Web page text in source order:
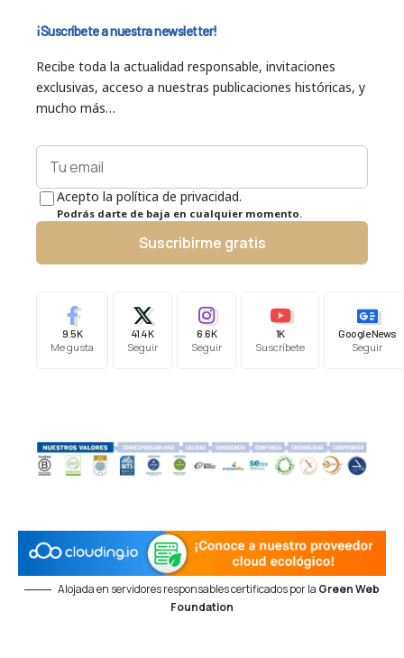
¡Suscríbete a nuestra newsletter!
Recibe toda la actualidad responsable, invitaciones
exclusivas, acceso a nuestras publicaciones históricas, y
mucho más…
Acepto la política de privacidad.
Podrás darte de baja en cualquier momento.
Suscribirme gratis
9.5K
Me gusta
41.4K
Seguir
6.6K
Seguir
1K
Suscríbete
Google News
Seguir
Alojada en servidores responsables certificados por la Green Web
Foundation